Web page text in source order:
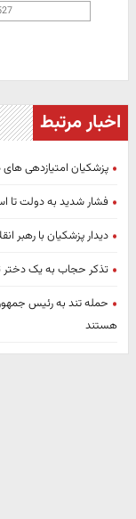
اخبار مرتبط
پزشکیان امتیازدهی های
فشار شدید به دولت تا
دیدار پزشکیان با
تذکر حجاب به یک
حمله تند به رئیس
هستند